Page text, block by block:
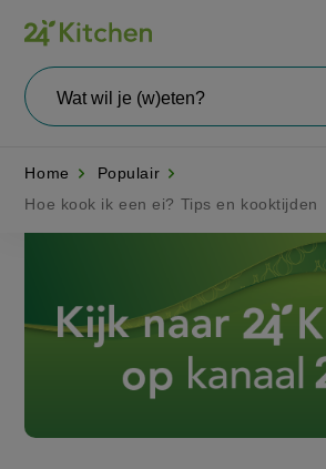
Overslaan
en
naar
de
wil
Home
Populair
Hoe kook ik een ei? Tips en kooktijden